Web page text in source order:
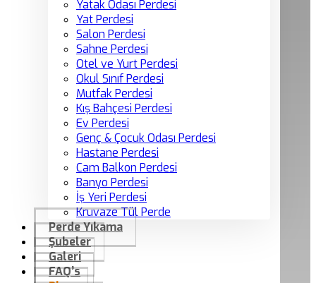
Yatak Odası Perdesi
Yat Perdesi
Salon Perdesi
Sahne Perdesi
Otel ve Yurt Perdesi
Okul Sınıf Perdesi
Mutfak Perdesi
Kış Bahçesi Perdesi
Ev Perdesi
Genç & Çocuk Odası Perdesi
Hastane Perdesi
Cam Balkon Perdesi
Banyo Perdesi
İş Yeri Perdesi
Kruvaze Tül Perde
Perde Yıkama
Şubeler
Galeri
FAQ’s